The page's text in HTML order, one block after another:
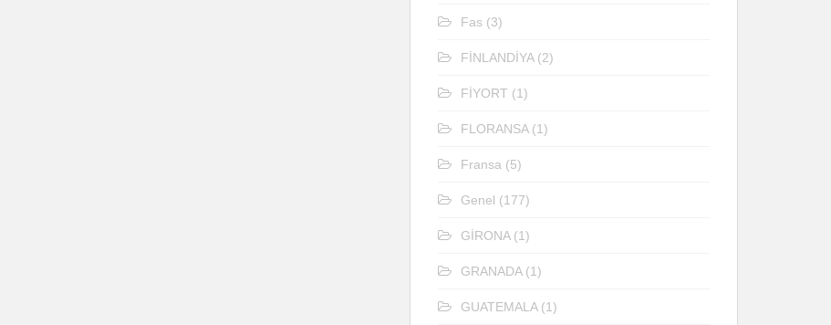
Fas (3)
FİNLANDİYA(2)
FİYORT (1)
FLORANSA(1)
Fransa (5)
Genel (177)
GİRONA(1)
GRANADA(1)
GUATEMALA(1)